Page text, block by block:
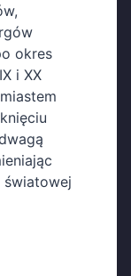
okres
i XX
światowej